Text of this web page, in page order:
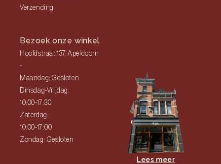
Verzending
Bezoek onze winkel
Hoofdstraat 137, Apeldoorn
-
Maandag: Gesloten
Dinsdag-Vrijdag:
10:00-17:30
Zaterdag:
10:00-17:00
Zondag: Gesloten
Lees meer